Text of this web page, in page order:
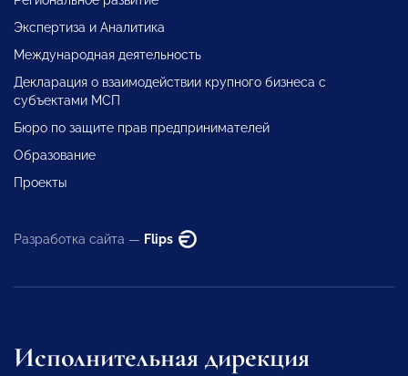
Экспертиза и Аналитика
Международная деятельность
Декларация о взаимодействии крупного бизнеса с
субъектами МСП
Бюро по защите прав предпринимателей
Образование
Проекты
Разработка сайта — Flips
Исполнительная дирекция